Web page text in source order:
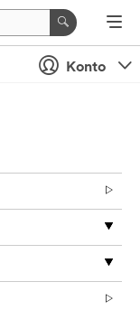
Konto